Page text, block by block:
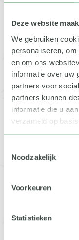
Deze website
We gebruiken
personaliseren,
en om ons
informatie over uw
partners voor
partners kunnen
informatie die u
verzameld op
Noodzakelijk
Voorkeuren
Statistieken
E-mailadres
Telefoonnummer
Soort geschenk*
Gewenste